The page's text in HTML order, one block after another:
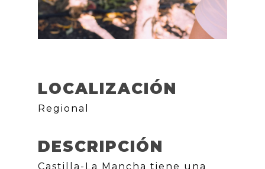
LOCALIZACIÓN
Regional
DESCRIPCIÓN
Castilla-La Mancha tiene una